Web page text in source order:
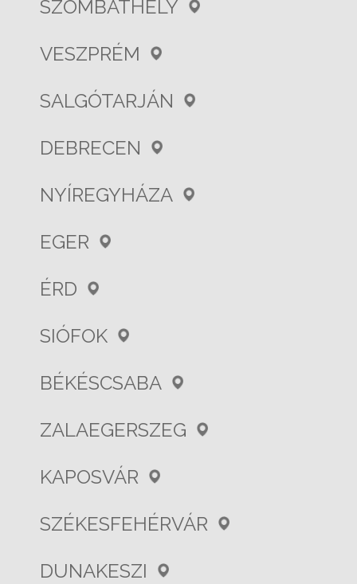
SZOMBATHELY
VESZPRÉM
SALGÓTARJÁN
DEBRECEN
NYÍREGYHÁZA
EGER
ÉRD
SIÓFOK
BÉKÉSCSABA
ZALAEGERSZEG
KAPOSVÁR
SZÉKESFEHÉRVÁR
DUNAKESZI